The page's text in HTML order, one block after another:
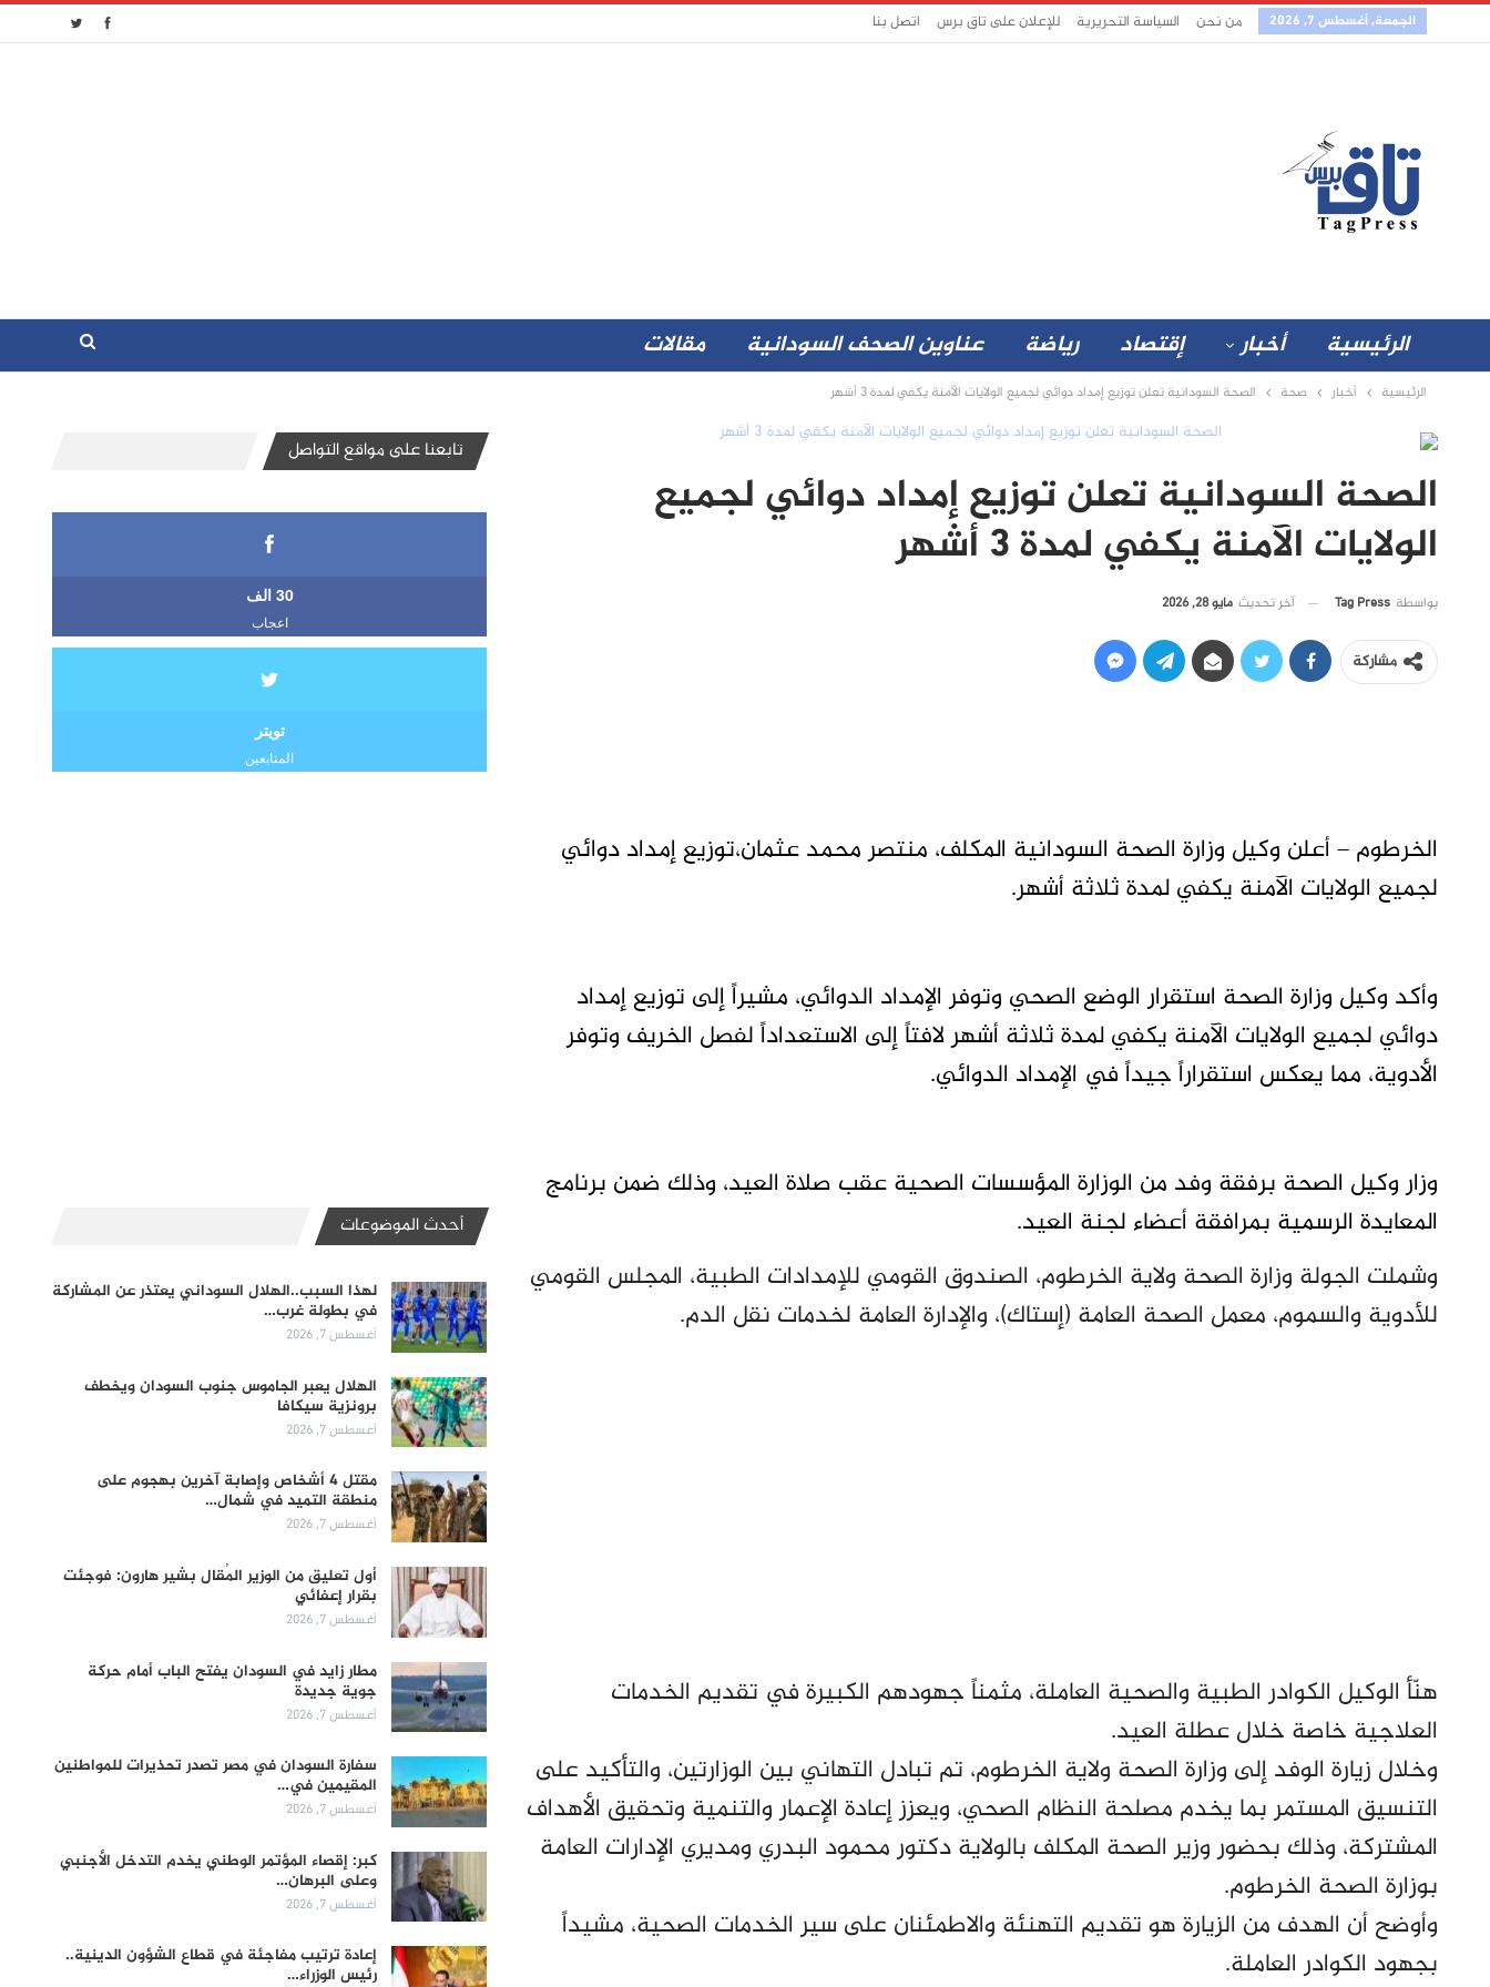
الجمعة, أغسطس 7, 2026 من نحن السياسة التحريرية للإعلان على تاق برس اتصل بنا
الرئيسية أخبار إقتصاد رياضة عناوين الصحف السودانية مقالات
الرئيسية أخبار صحة الصحة السودانية تعلن توزيع إمداد دوائي لجميع الولايات الآمنة يكفي لمدة 3 أشهر
الصحة السودانية تعلن توزيع إمداد دوائي لجميع
الولايات الآمنة يكفي لمدة 3 أشهر
بواسطة Tag Press آخر تحديث مايو 28, 2026
مشاركة
الخرطوم – أعلن وكيل وزارة الصحة السودانية المكلف، منتصر محمد عثمان،توزيع إمداد دوائي
لجميع الولايات الآمنة يكفي لمدة ثلاثة أشهر.
وأكد وكيل وزارة الصحة استقرار الوضع الصحي وتوفر الإمداد الدوائي، مشيراً إلى توزيع إمداد
دوائي لجميع الولايات الآمنة يكفي لمدة ثلاثة أشهر لافتاً إلى الاستعداداً لفصل الخريف وتوفر
الأدوية، مما يعكس استقراراً جيداً في الإمداد الدوائي.
وزار وكيل الصحة برفقة وفد من الوزارة المؤسسات الصحية عقب صلاة العيد، وذلك ضمن برنامج
المعايدة الرسمية بمرافقة أعضاء لجنة العيد.
وشملت الجولة وزارة الصحة ولاية الخرطوم، الصندوق القومي للإمدادات الطبية، المجلس القومي
للأدوية والسموم، معمل الصحة العامة (إستاك)، والإدارة العامة لخدمات نقل الدم.
هنّأ الوكيل الكوادر الطبية والصحية العاملة، مثمناً جهودهم الكبيرة في تقديم الخدمات
العلاجية خاصة خلال عطلة العيد.
وخلال زيارة الوفد إلى وزارة الصحة ولاية الخرطوم، تم تبادل التهاني بين الوزارتين، والتأكيد على
التنسيق المستمر بما يخدم مصلحة النظام الصحي، ويعزز إعادة الإعمار والتنمية وتحقيق الأهداف
المشتركة، وذلك بحضور وزير الصحة المكلف بالولاية دكتور محمود البدري ومديري الإدارات العامة
بوزارة الصحة الخرطوم.
وأوضح أن الهدف من الزيارة هو تقديم التهنئة والاطمئنان على سير الخدمات الصحية، مشيداً
بجهود الكوادر العاملة.
تابعنا على مواقع التواصل
30 الف
اعجاب
تويتر
المتابعين
أحدث الموضوعات
لهذا السبب..الهلال السوداني يعتذر عن المشاركة
في بطولة غرب…
أغسطس 7, 2026
الهلال يعبر الجاموس جنوب السودان ويخطف
برونزية سيكافا
أغسطس 7, 2026
مقتل 4 أشخاص وإصابة آخرين بهجوم على
منطقة التميد في شمال…
أغسطس 7, 2026
أول تعليق من الوزير المُقال بشير هارون: فوجئت
بقرار إعفائي
أغسطس 7, 2026
مطار زايد في السودان يفتح الباب أمام حركة
جوية جديدة
أغسطس 7, 2026
سفارة السودان في مصر تصدر تحذيرات للمواطنين
المقيمين في…
أغسطس 7, 2026
كبر: إقصاء المؤتمر الوطني يخدم التدخل الأجنبي
وعلى البرهان…
أغسطس 7, 2026
إعادة ترتيب مفاجئة في قطاع الشؤون الدينية..
رئيس الوزراء…